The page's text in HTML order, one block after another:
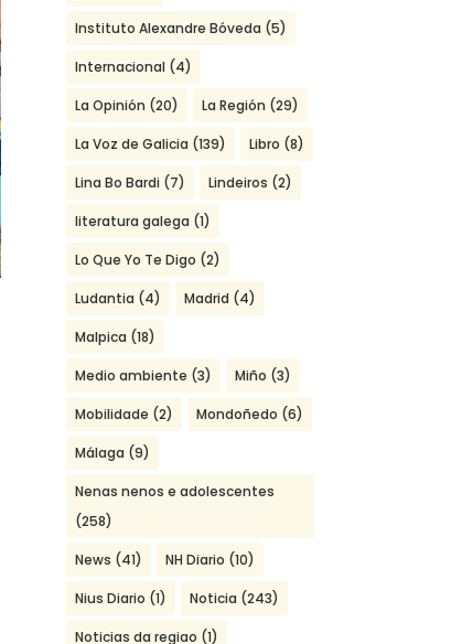
Instituto Alexandre Bóveda (5)
Internacional (4)
La Opinión (20) La Región (29)
La Voz de Galicia (139) Libro (8)
Lina Bo Bardi (7) Lindeiros (2)
literatura galega (1)
Lo Que Yo Te Digo (2)
Ludantia (4) Madrid (4)
Malpica (18)
Medio ambiente (3) Miño (3)
Mobilidade (2) Mondoñedo (6)
Málaga (9)
Nenas nenos e adolescentes
(258)
News (41) NH Diario (10)
Nius Diario (1) Noticia (243)
Noticias da regiao (1)